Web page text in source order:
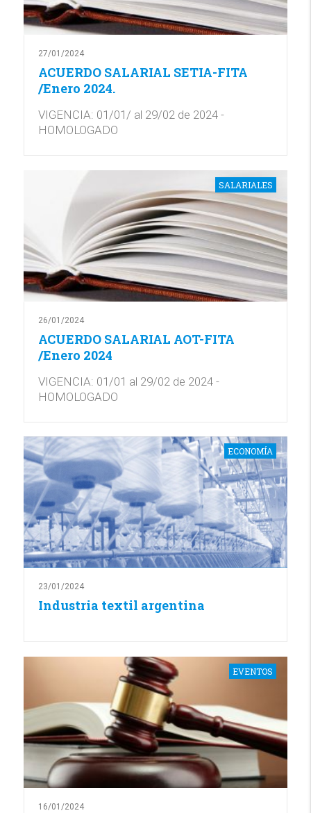
27/01/2024
ACUERDO SALARIAL SETIA-FITA
/Enero 2024.
VIGENCIA: 01/01/ al 29/02 de 2024 -
HOMOLOGADO
SALARIALES
26/01/2024
ACUERDO SALARIAL AOT-FITA
/Enero 2024
VIGENCIA: 01/01 al 29/02 de 2024 -
HOMOLOGADO
ECONOMÍA
23/01/2024
Industria textil argentina
EVENTOS
16/01/2024